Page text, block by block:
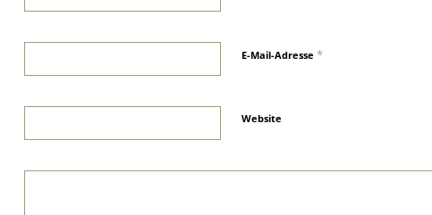
E-Mail-Adresse *
Website